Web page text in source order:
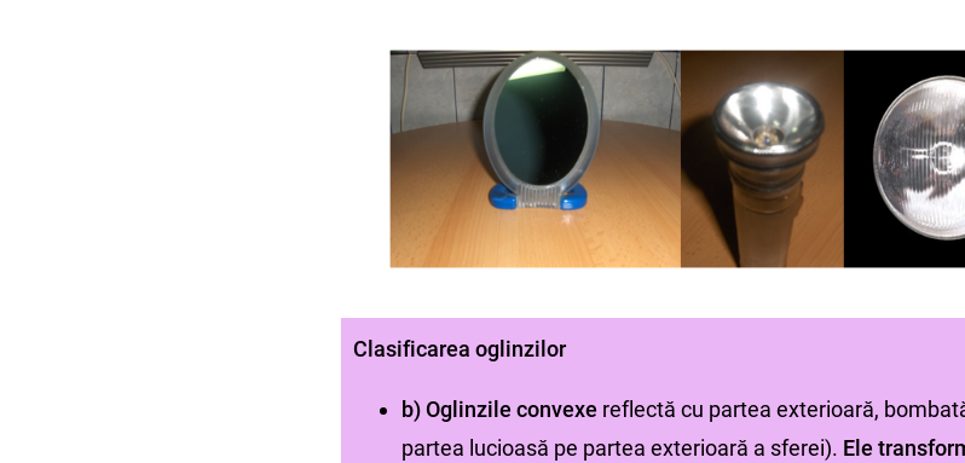
Clasificarea oglinzilor
b) Oglinzile convexe reflectă cu partea exterioară,
partea lucioasă pe partea exterioară a sferei). Ele